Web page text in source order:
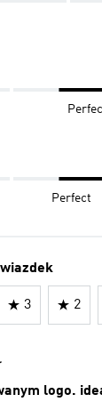
Perfect
3 2
logo.